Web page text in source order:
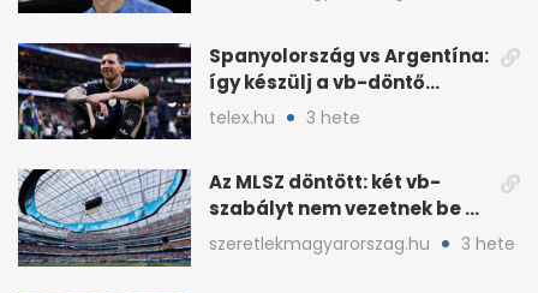
Spanyolország vs Argentína:
így készülj a vb-döntő
taktikai csatájára
telex.hu 3 hete
Az MLSZ döntött: két vb-
szabályt nem vezetnek be az
NB I-ben
szeretlekmagyarorszag.hu 3 hete